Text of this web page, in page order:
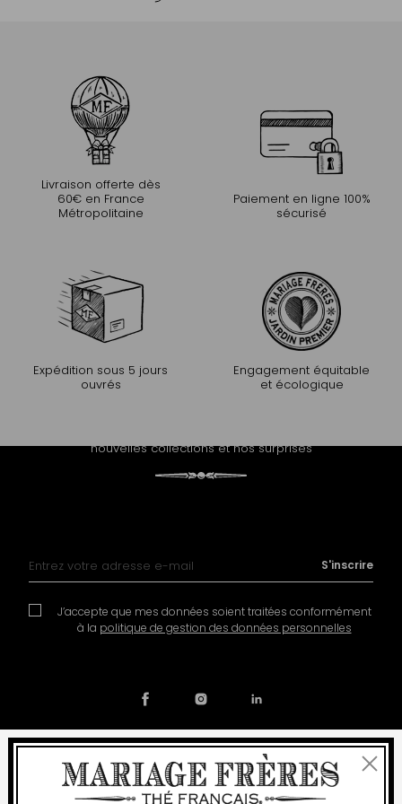
Livraison offerte dès
60€ en France
Métropolitaine
Paiement en ligne 100%
sécurisé
Expédition sous 5 jours
ouvrés
Engagement équitable
et écologique
nouvelles collections et nos surprises
J’accepte que mes données soient traitées conformément
à la politique de gestion des données personnelles
S'inscrire
Fermer